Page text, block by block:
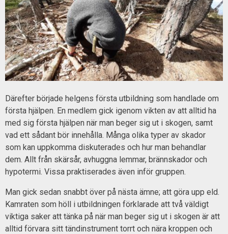
Därefter började helgens första utbildning som handlade om
första hjälpen. En medlem gick igenom vikten av att alltid ha
med sig första hjälpen när man beger sig ut i skogen, samt
vad ett sådant bör innehålla. Många olika typer av skador
som kan uppkomma diskuterades och hur man behandlar
dem. Allt från skärsår, avhuggna lemmar, brännskador och
hypotermi. Vissa praktiserades även inför gruppen.
Man gick sedan snabbt över på nästa ämne; att göra upp eld.
Kamraten som höll i utbildningen förklarade att två väldigt
viktiga saker att tänka på när man beger sig ut i skogen är att
alltid förvara sitt tändinstrument torrt och nära kroppen och